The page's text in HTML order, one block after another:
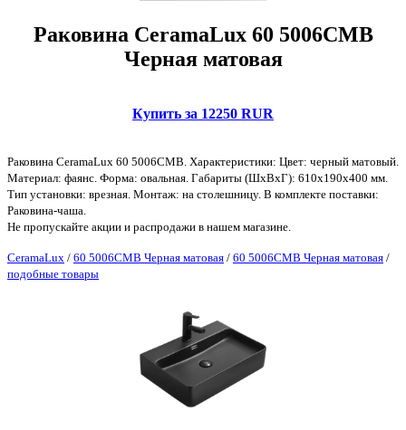
Раковина CeramaLux 60 5006CMB
Черная матовая
Купить за 12250 RUR
Раковина CeramaLux 60 5006CMB. Характеристики: Цвет: черный матовый.
Материал: фаянс. Форма: овальная. Габариты (ШхВхГ): 610х190х400 мм.
Тип установки: врезная. Монтаж: на столешницу. В комплекте поставки:
Раковина-чаша.
Не пропускайте акции и распродажи в нашем магазине.
CeramaLux / 60 5006CMB Черная матовая / 60 5006CMB Черная матовая /
подобные товары